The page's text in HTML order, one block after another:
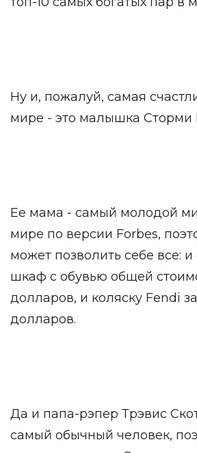
Ну и, пожалуй, самая
мире - это малышка Сторми
Ее мама - самый молодой
мире по версии Forbes,
может позволить себе все:
шкаф с обувью общей
долларов, и коляску Fendi
долларов.
Да и папа-рэпер Трэвис
самый обычный человек,